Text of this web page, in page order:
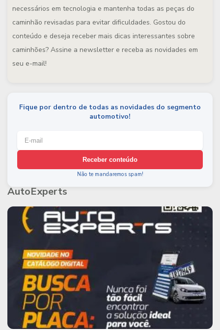
necessários em tecnologia e mantenha todas as peças do
caminhão revisadas para evitar dificuldades. Gostou do
conteúdo e deseja receber mais dicas interessantes sobre
caminhões? Assine a newsletter e receba as novidades em
seu e-mail!
Fique por dentro de todas as novidades do segmento
automotivo!
Receber conteúdo
Não te mandaremos spam!
AutoExperts